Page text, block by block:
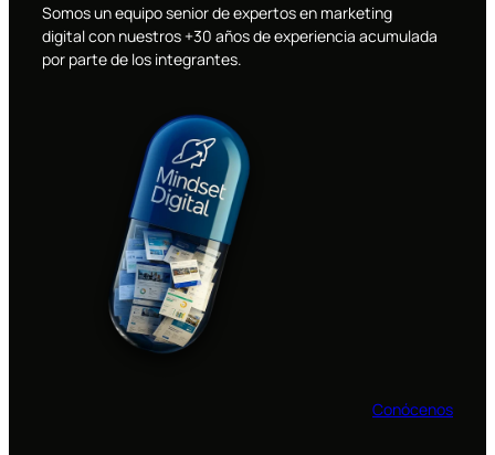
Somos un equipo senior de expertos en marketing
digital con nuestros +30 años de experiencia acumulada
por parte de los integrantes.
Conócenos